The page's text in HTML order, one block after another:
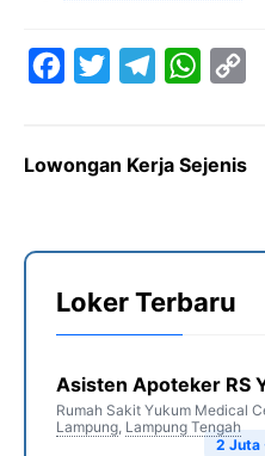
e
o
k
t
e
e
r
m
W
t
A
p
y
i
Lowongan Kerja Sejenis
Loker Terbaru
Asisten Apoteker RS
Rumah Sakit Yukum Medical
Lampung, Lampung Tengah
2 Juta